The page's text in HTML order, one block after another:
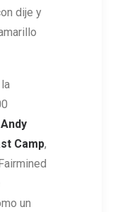
dije y
Camp,
un